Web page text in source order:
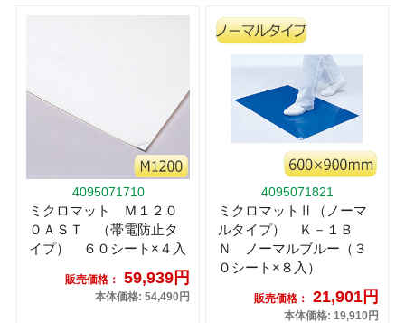
4095071710
ミクロマット Ｍ１２０
０ＡＳＴ （帯電防止タ
イプ） ６０シート×４入
販売価格： 59,939円
本体価格: 54,490円
4095071821
ミクロマットⅡ（ノーマ
ルタイプ） Ｋ－１Ｂ
Ｎ ノーマルブルー（３
０シート×８入）
販売価格： 21,901円
本体価格: 19,910円